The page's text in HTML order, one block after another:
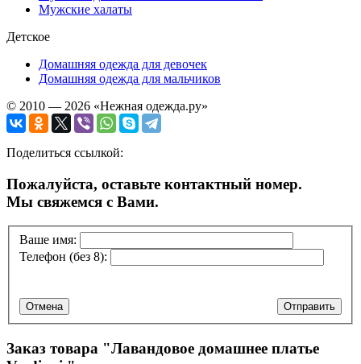
Мужские халаты
Детское
Домашняя одежда для девочек
Домашняя одежда для мальчиков
© 2010 — 2026 «Нежная одежда.ру»
Поделиться ссылкой:
Пожалуйста, оставьте контактный номер.
Мы свяжемся с Вами.
Ваше имя:
Телефон (без 8):
Отправить
Отмена
Заказ товара "Лавандовое домашнее платье